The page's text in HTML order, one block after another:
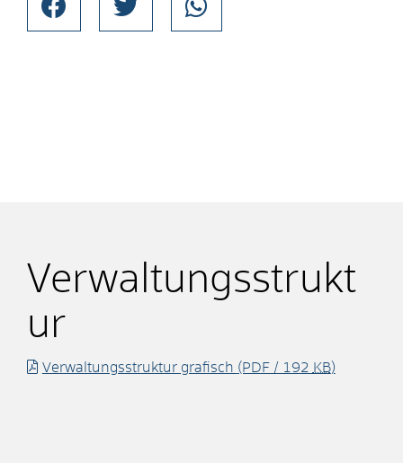
Verwaltungsstrukt
ur
Verwaltungsstruktur grafisch (PDF / 192 KB)